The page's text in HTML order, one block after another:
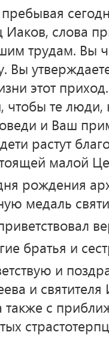
слова
трудам. Вы
этот
чтобы те
и Ваш
растут
малой
рождения
медаль
братья и
и
и
также с